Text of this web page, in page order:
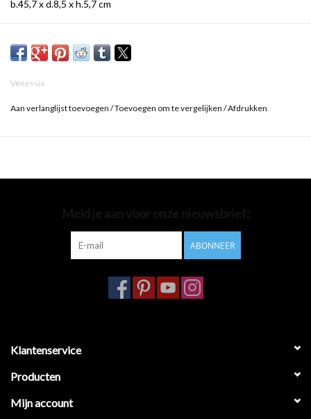
b.45,7 x d.8,5 x h.5,7 cm
Venessia
Aan verlanglijst toevoegen /Toevoegen om te vergelijken /Afdrukken
ABONNEER
Klantenservice
Producten
Mijn account